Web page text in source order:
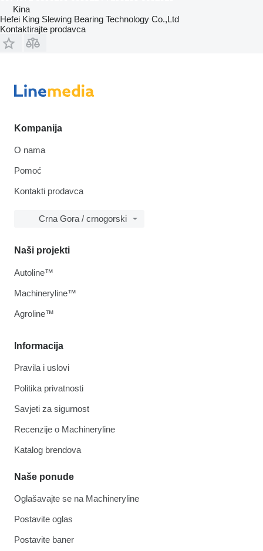
Kina
Hefei King Slewing Bearing Technology Co.,Ltd
Kontaktirajte prodavca
Kompanija
O nama
Pomoć
Kontakti prodavca
Crna Gora / crnogorski
Informacija
Pravila i uslovi
Politika privatnosti
Savjeti za sigurnost
Recenzije o Machineryline
Katalog brendova
Naše ponude
Oglašavajte se na Machineryline
Postavite oglas
Postavite baner
Naši projekti
Autoline™
Machineryline™
Agroline™